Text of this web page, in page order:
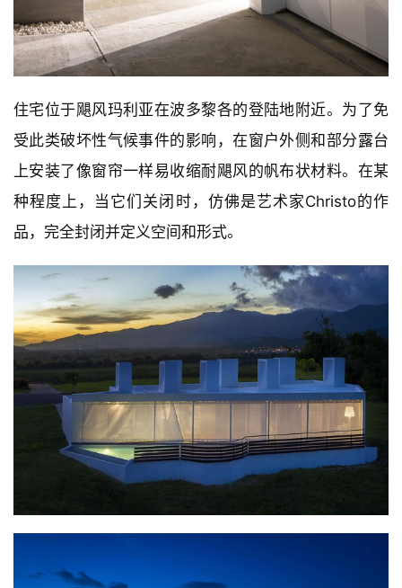
住宅位于飓风玛利亚在波多黎各的登陆地附近。为了免
受此类破坏性气候事件的影响，在窗户外侧和部分露台
上安装了像窗帘一样易收缩耐飓风的帆布状材料。在某
种程度上，当它们关闭时，仿佛是艺术家Christo的作
品，完全封闭并定义空间和形式。